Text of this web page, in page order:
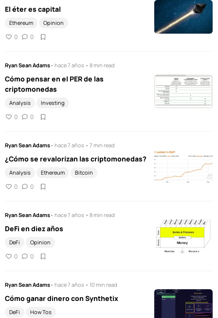
El éter es capital
Ethereum Opinion
0 0
Ryan Sean Adams• hace 7 años • 8 min read
Cómo pensar en el PER de las
criptomonedas
Analysis Investing
0 0
Ryan Sean Adams• hace 7 años • 7 min read
¿Cómo se revalorizan las criptomonedas?
Analysis Ethereum Bitcoin
0 0
Ryan Sean Adams• hace 7 años • 8 min read
DeFi en diez años
DeFi Opinion
0 0
Ryan Sean Adams• hace 7 años • 10 min read
Cómo ganar dinero con Synthetix
DeFi How Tos